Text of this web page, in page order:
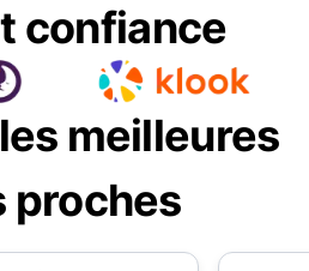
confiance
meilleures
proches